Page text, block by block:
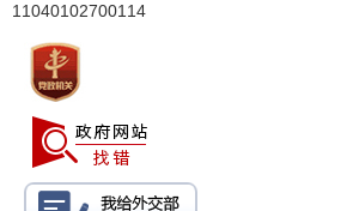
11040102700114